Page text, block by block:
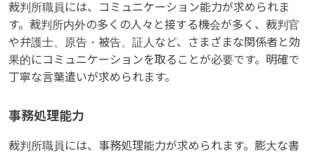
裁判所職員には、コミュニケーション能力が求められま
す。裁判所内外の多くの人々と接する機会が多く、裁判官
や弁護士、原告・被告、証人など、さまざまな関係者と効
果的にコミュニケーションを取ることが必要です。明確で
丁寧な言葉遣いが求められます。
事務処理能力
裁判所職員には、事務処理能力が求められます。膨大な書